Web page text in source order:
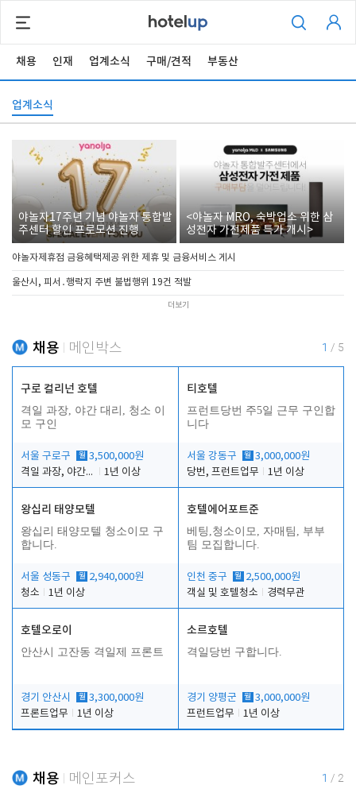
채용 인재 업계소식 구매/견적 부동산
업계소식
야놀자17주년 기념 야놀자 통합발
주센터 할인 프로모션 진행
<야놀자 MRO, 숙박업소 위한 삼
성전자 가전제품 특가 개시>
야놀자제휴점 금융혜택제공 위한 제휴 및 금융서비스 게시
울산시, 피서․행락지 주변 불법행위 19건 적발
더보기
채용 메인박스 1 / 5
구로 컬리넌 호텔
격일 과장, 야간 대리, 청소 이
모 구인
서울 구로구 월 3,500,000원
격일 과장, 야간 대리, 청소 이모
1년 이상
티호텔
프런트당번 주5일 근무 구인합
니다
서울 강동구 월 3,000,000원
당번, 프런트업무
1년 이상
왕십리 태양모텔
왕십리 태양모텔 청소이모 구
합니다.
서울 성동구 월 2,940,000원
청소
1년 이상
호텔에어포트준
베팅,청소이모, 자매팀, 부부
팀 모집합니다.
인천 중구 월 2,500,000원
객실 및 호텔청소
경력무관
호텔오로이
안산시 고잔동 격일제 프론트
경기 안산시 월 3,300,000원
프론트업무
1년 이상
소르호텔
격일당번 구합니다.
경기 양평군 월 3,000,000원
프런트업무
1년 이상
채용 메인포커스 1 / 2